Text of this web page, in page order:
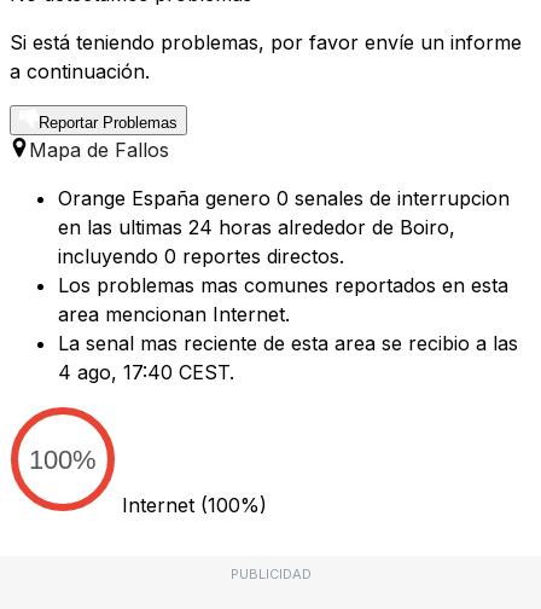
Si está teniendo problemas, por favor envíe un informe
a continuación.
Reportar Problemas
Mapa de Fallos
Orange España genero 0 senales de interrupcion
en las ultimas 24 horas alrededor de Boiro,
incluyendo 0 reportes directos.
Los problemas mas comunes reportados en esta
area mencionan Internet.
La senal mas reciente de esta area se recibio a las
4 ago, 17:40 CEST.
100%
Internet (100%)
PUBLICIDAD